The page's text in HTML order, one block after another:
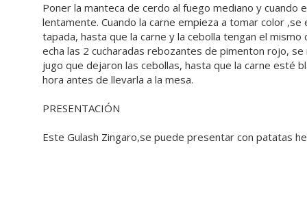
Poner la manteca de cerdo al fuego mediano y
lentamente. Cuando la carne empieza a tomar color
tapada, hasta que la carne y la cebolla tengan el
echa las 2 cucharadas rebozantes de pimenton rojo,
jugo que dejaron las cebollas, hasta que la carne esté
hora antes de llevarla a la mesa.
PRESENTACIÓN
Este Gulash Zingaro,se puede presentar con patatas